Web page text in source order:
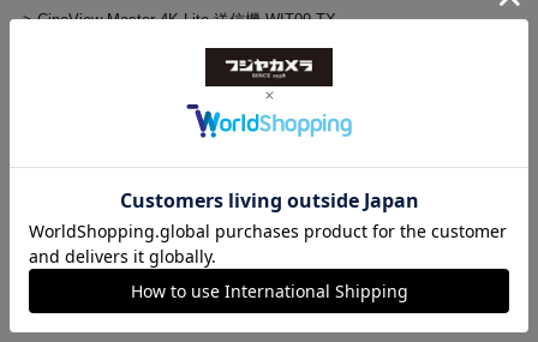
平均 4.6W (他デバイスへの給電なし時)
HDMIエンベデッド, SDIエンベデッド
動作環境温度
-10 ～ 40℃
>CineView Master 4K Lite 送信機 WIT09-TX
ビデオスイッチャー・モニター・編集機器
ワイヤレス伝送システム・延長器
ワイヤレス伝送システム・延長器(新品)
CineView Master 4K Lite 送信機 WIT09-TX
ビデオスイッチャー・モニター・編集機器(新品)
>CineView Master 4K Lite 送信機 WIT09-TX
トップ
>ACCSOON
CineView Master 4K Lite 送信機 WIT09-TX